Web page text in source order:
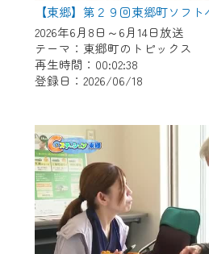
【東郷】第２９回東郷町ソフ
2026年6月8日～6月14日放送
テーマ：東郷町のトピックス
再生時間：00:02:38
登録日：2026/06/18
※マイページへのログイ
要となります。
※MyIDとは、CCNet Web
各種サービスをご利用頂
（GmailやYahooなどのフ
スでも作成可能です）
※マイページへのログイ
録はこちらから
※CCNetアプリをご利用
ご視聴いただけます。